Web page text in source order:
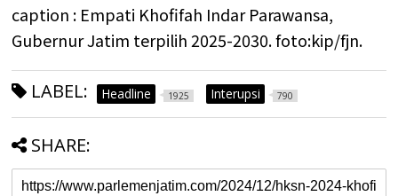
caption : Empati Khofifah Indar Parawansa,
Gubernur Jatim terpilih 2025-2030. foto:kip/fjn.
LABEL: Headline 1925 Interupsi 790
SHARE: